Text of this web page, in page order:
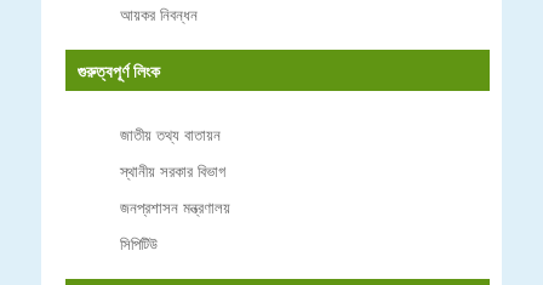
আয়কর নিবন্ধন
গুরুত্বপূর্ণ লিংক
জাতীয় তথ্য বাতায়ন
স্থানীয় সরকার বিভাগ
জনপ্রশাসন মন্ত্রণালয়
সিপিটিউ